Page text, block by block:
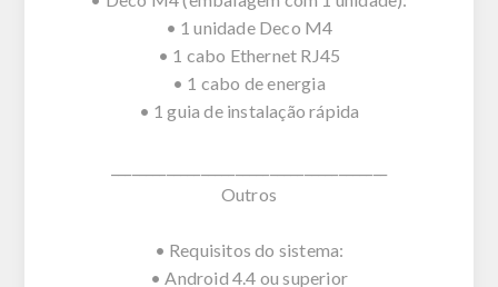
• 1 unidade Deco M4
• 1 cabo Ethernet RJ45
• 1 cabo de energia
• 1 guia de instalação rápida
Outros
• Requisitos do sistema:
• Android 4.4 ou superior